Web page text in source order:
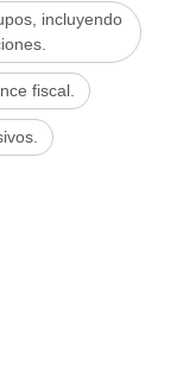
incluyendo
fiscal.